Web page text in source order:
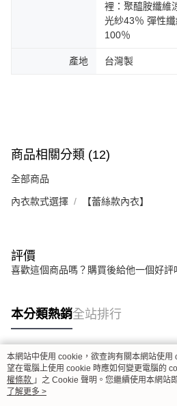
裡：聚醯胺纖維
光紗43％ 彈性
100％
產地 台灣製
商品相關分類 (12)
全部商品
內衣款式選擇 【蕾絲款內衣】
評價
喜歡這個商品嗎？購買後給他一個好評
本分類熱銷全站排行
熱門標籤
本網站中使用 cookie，欲查詢有關本網站使
望在電腦上使用 cookie 時應如何變更電腦的
權條款 」之 Cookie 聲明。您繼續使用本網站
用條款之 Cookie 聲明使用 cookie。
了解更多 >